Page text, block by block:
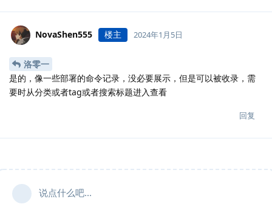
NovaShen555 楼主 2024年1月5日
洛零一
是的，像一些部署的命令记录，没必要展示，但是可以被收录，需
要时从分类或者tag或者搜索标题进入查看
回复
说点什么吧...